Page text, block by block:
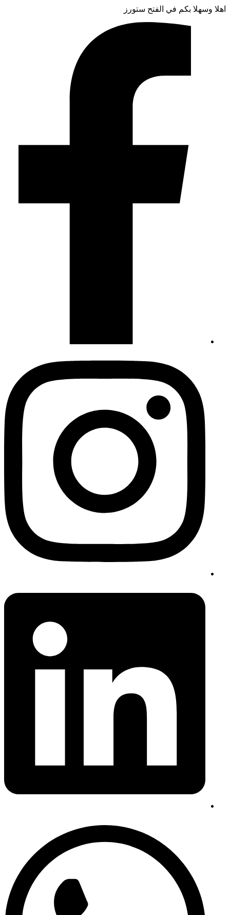
اهلا وسهلا بكم في الفتح ستورز